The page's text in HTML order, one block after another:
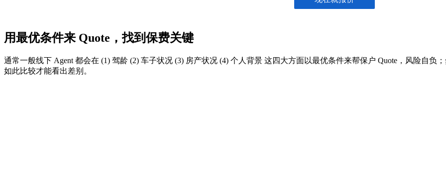
用最优条件来 Quote，找到保费关键
通常一般线下 Agent 都会在 (1) 驾龄 (2) 车子状况 (3) 房产状况 (4) 个人背景 这四大方面以最优条件来帮保户 Quote，风险自负
如此比较才能看出差别。